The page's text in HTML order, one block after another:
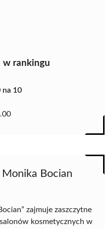
w rankingu
na 10
Bocian
zajmuje zaszczytne
kosmetycznych w